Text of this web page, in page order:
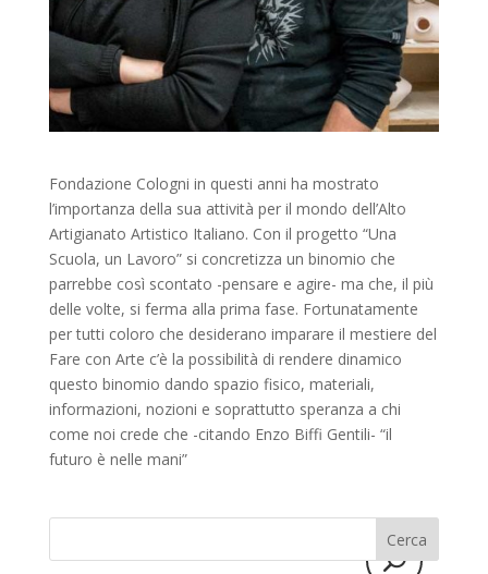
Atelier
Scuole
Testimonianze
Fondazione Cologni in questi anni ha mostrato
l’importanza della sua attività per il mondo dell’Alto
Artigianato Artistico Italiano. Con il progetto “Una
Scuola, un Lavoro” si concretizza un binomio che
parrebbe così scontato -pensare e agire- ma che, il più
delle volte, si ferma alla prima fase. Fortunatamente
per tutti coloro che desiderano imparare il mestiere del
Fare con Arte c’è la possibilità di rendere dinamico
questo binomio dando spazio fisico, materiali,
informazioni, nozioni e soprattutto speranza a chi
come noi crede che -citando Enzo Biffi Gentili- “il
futuro è nelle mani”
Cerca